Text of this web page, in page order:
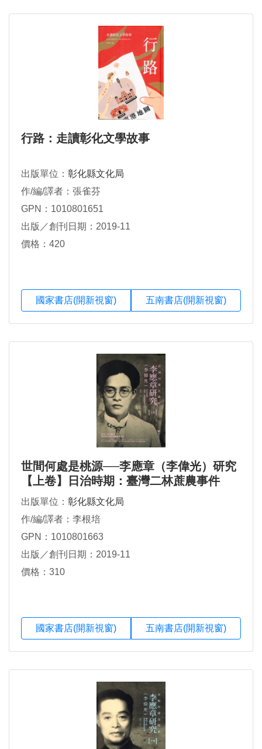
行路：走讀彰化文學故事
出版單位： 彰化縣文化局
作/編/譯者：張雀芬
GPN：1010801651
出版／創刊日期：2019-11
價格：420
國家書店(開新視窗) 五南書店(開新視窗)
世間何處是桃源──李應章（李偉光）研究
【上卷】日治時期：臺灣二林蔗農事件
出版單位： 彰化縣文化局
作/編/譯者：李根培
GPN：1010801663
出版／創刊日期：2019-11
價格：310
國家書店(開新視窗) 五南書店(開新視窗)